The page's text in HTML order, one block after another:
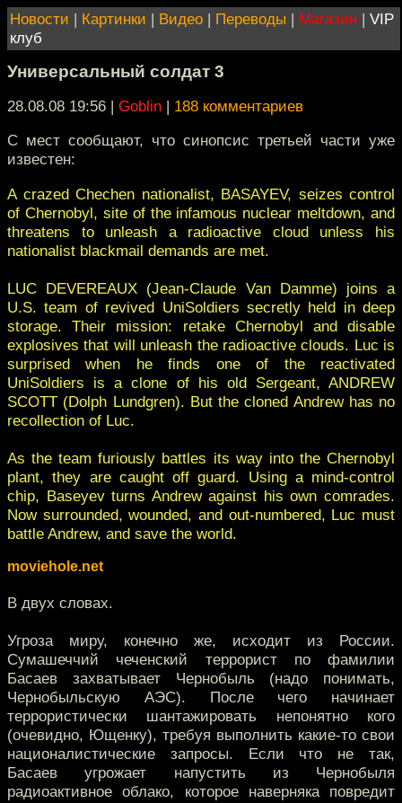
Новости | Картинки | Видео | Переводы | Магазин | VIP
клуб
Универсальный солдат 3
28.08.08 19:56 | Goblin | 188 комментариев
С мест сообщают, что синопсис третьей части уже
известен:
A crazed Chechen nationalist, BASAYEV, seizes control
of Chernobyl, site of the infamous nuclear meltdown, and
threatens to unleash a radioactive cloud unless his
nationalist blackmail demands are met.
LUC DEVEREAUX (Jean-Claude Van Damme) joins a
U.S. team of revived UniSoldiers secretly held in deep
storage. Their mission: retake Chernobyl and disable
explosives that will unleash the radioactive clouds. Luc is
surprised when he finds one of the reactivated
UniSoldiers is a clone of his old Sergeant, ANDREW
SCOTT (Dolph Lundgren). But the cloned Andrew has no
recollection of Luc.
As the team furiously battles its way into the Chernobyl
plant, they are caught off guard. Using a mind-control
chip, Baseyev turns Andrew against his own comrades.
Now surrounded, wounded, and out-numbered, Luc must
battle Andrew, and save the world.
moviehole.net
В двух словах.
Угроза миру, конечно же, исходит из России.
Сумашеччий чеченский террорист по фамилии
Басаев захватывает Чернобыль (надо понимать,
Чернобыльскую АЭС). После чего начинает
террористически шантажировать непонятно кого
(очевидно, Ющенку), требуя выполнить какие-то свои
националистические запросы. Если что не так,
Басаев угрожает напустить из Чернобыля
радиоактивное облако, которое наверняка повредит